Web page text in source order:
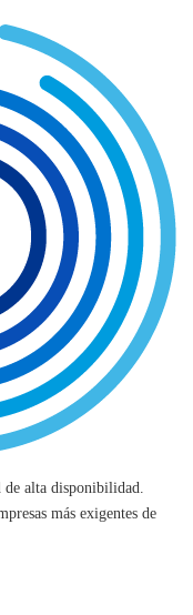
alta disponibilidad.
más exigentes de